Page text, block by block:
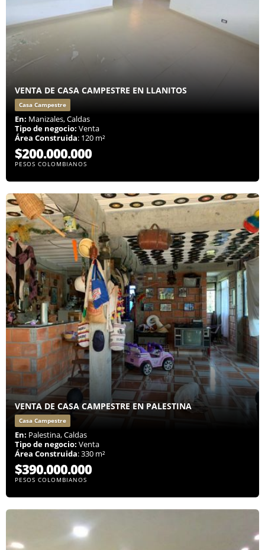
VENTA DE CASA CAMPESTRE EN LLANITOS
Casa Campestre
En: Manizales, Caldas
Tipo de negocio: Venta
Área Construida: 120 m²
$200.000.000
PESOS COLOMBIANOS
VENTA DE CASA CAMPESTRE EN PALESTINA
Casa Campestre
En: Palestina, Caldas
Tipo de negocio: Venta
Área Construida: 330 m²
$390.000.000
PESOS COLOMBIANOS